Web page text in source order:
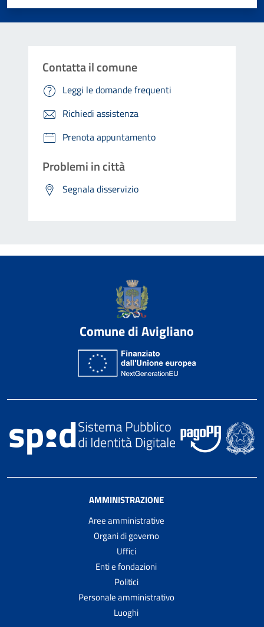
Contatta il comune
Leggi le domande frequenti
Richiedi assistenza
Prenota appuntamento
Problemi in città
Segnala disservizio
Comune di Avigliano
AMMINISTRAZIONE
Aree amministrative
Organi di governo
Uffici
Enti e fondazioni
Politici
Personale amministrativo
Luoghi